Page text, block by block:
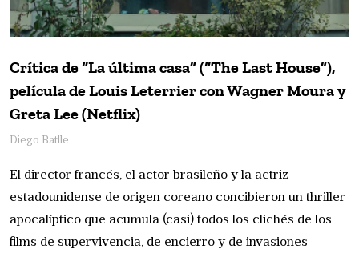
Crítica de “La última casa” (“The Last House”),
película de Louis Leterrier con Wagner Moura y
Greta Lee (Netflix)
Diego Batlle
El director francés, el actor brasileño y la actriz
estadounidense de origen coreano concibieron un thriller
apocalíptico que acumula (casi) todos los clichés de los
films de supervivencia, de encierro y de invasiones